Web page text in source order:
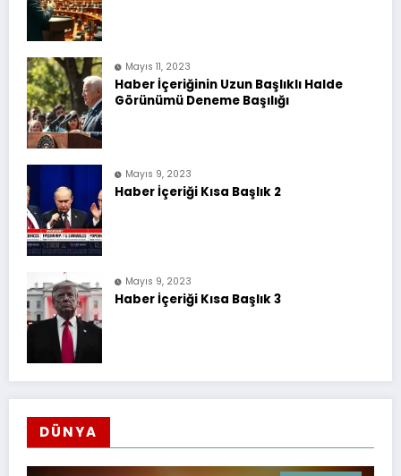
Mayıs 11, 2023
Haber İçeriğinin Uzun Başlıklı Halde
Görünümü Deneme Başılığı
Mayıs 9, 2023
Haber İçeriği Kısa Başlık 2
Mayıs 9, 2023
Haber İçeriği Kısa Başlık 3
DÜNYA